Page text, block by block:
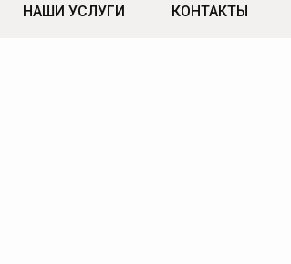
НАШИ УСЛУГИ КОНТАКТЫ